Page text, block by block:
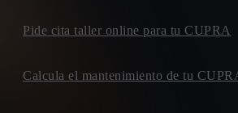
Pide cita taller online para tu CUPRA
Calcula el mantenimiento de tu